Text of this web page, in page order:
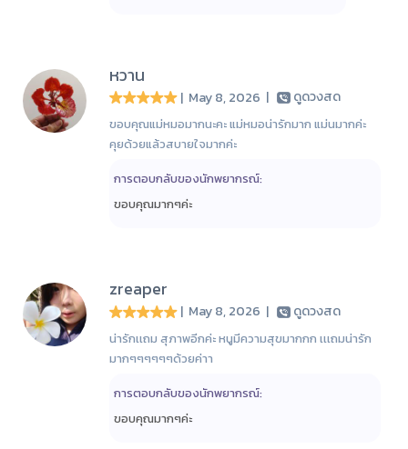
หวาน
| May 8, 2026 | ดูดวงสด
ขอบคุณแม่หมอมากนะคะ แม่หมอน่ารักมาก แม่นมากค่ะ
คุยด้วยแล้วสบายใจมากค่ะ
การตอบกลับของนักพยากรณ์:
ขอบคุณมากๆค่ะ
zreaper
| May 8, 2026 | ดูดวงสด
น่ารักเเถม สุภาพอีกค่ะ หนูมีความสุขมากกก เเเถมน่ารัก
มากๆๆๆๆๆๆด้วยค่าา
การตอบกลับของนักพยากรณ์:
ขอบคุณมากๆค่ะ